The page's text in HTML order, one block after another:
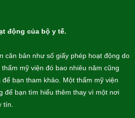
động của bộ y tế.
căn bản như số giấy phép hoạt động do
thẩm mỹ viện đó bao nhiêu năm cũng
bạn tham khảo. Một thẩm mỹ viện
để bạn tìm hiểu thêm thay vì một nơi
tín.